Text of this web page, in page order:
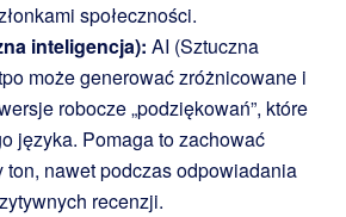
społeczności.
inteligencja): AI (Sztuczna
może generować zróżnicowane i
robocze „podziękowań”, które
języka. Pomaga to zachować
ton, nawet podczas odpowiadania
recenzji.